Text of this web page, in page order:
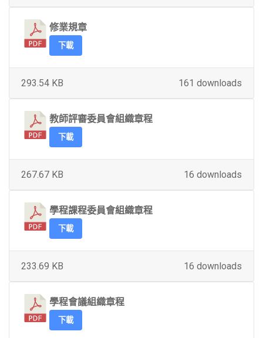
修業規章
下載
161 downloads
293.54 KB
教師評審委員會組織章程
下載
16 downloads
267.67 KB
學程課程委員會組織章程
下載
16 downloads
233.69 KB
學程會議組織章程
下載